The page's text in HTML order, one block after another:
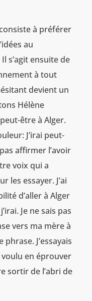
à préférer
au
s’agit ensuite de
à tout
devient un
Hélène
être à Alger.
J’irai peut-
affirmer l’avoir
voix qui a
les essayer. J’ai
d’aller à Alger
Je ne sais pas
vers ma mère à
phrase. J’essayais
voulu en éprouver
sortir de l’abri de